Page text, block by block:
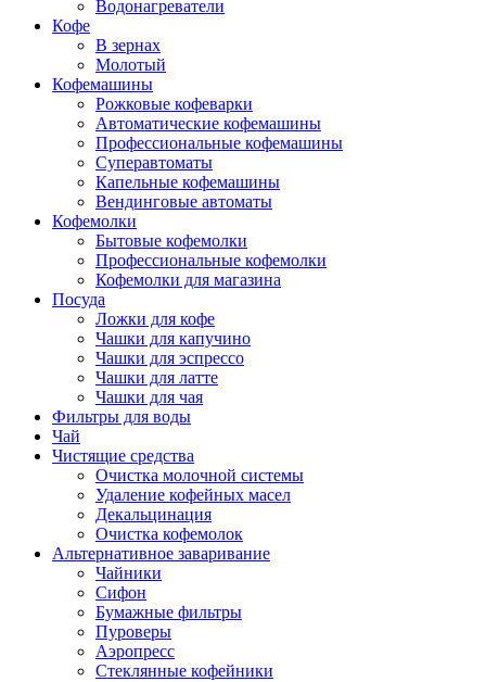
Водонагреватели
Кофе
В зернах
Молотый
Кофемашины
Рожковые кофеварки
Автоматические кофемашины
Профессиональные кофемашины
Суперавтоматы
Капельные кофемашины
Вендинговые автоматы
Кофемолки
Бытовые кофемолки
Профессиональные кофемолки
Кофемолки для магазина
Посуда
Ложки для кофе
Чашки для капучино
Чашки для эспрессо
Чашки для латте
Чашки для чая
Фильтры для воды
Чай
Чистящие средства
Очистка молочной системы
Удаление кофейных масел
Декальцинация
Очистка кофемолок
Альтернативное заваривание
Чайники
Сифон
Бумажные фильтры
Пуроверы
Аэропресс
Стеклянные кофейники